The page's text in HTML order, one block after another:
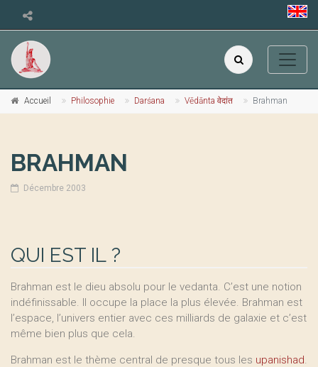
Accueil Philosophie Darśana Vēdānta वेदांत Brahman
BRAHMAN
Décembre 2003
QUI EST IL ?
Brahman est le dieu absolu pour le vedanta. C’est une notion
indéfinissable. Il occupe la place la plus élevée. Brahman est
l’espace, l’univers entier avec ces milliards de galaxie et c’est
même bien plus que cela.
Brahman est le thème central de presque tous les upanishad.